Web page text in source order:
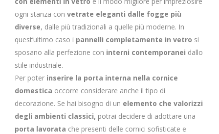
ogni stanza con vetrate eleganti dalle fogge più
diverse, dalle più tradizionali a quelle più moderne. In
quest’ultimo caso i pannelli completamente in vetro si
sposano alla perfezione con interni contemporanei dallo
stile industriale.
Per poter inserire la porta interna nella cornice
domestica occorre considerare anche il tipo di
decorazione. Se hai bisogno di un elemento che valorizzi
degli ambienti classici, potrai decidere di adottare una
porta lavorata che presenti delle cornici sofisticate e